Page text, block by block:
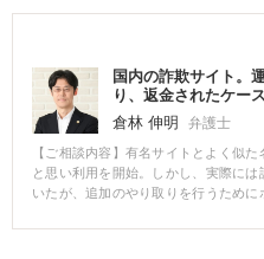
国内の詐欺サイト。
り、返金されたケース
倉林 伸明
弁護士
【ご相談内容】有名サイトとよく似
と思い利用を開始。しかし、実際に
いたが、追加のやり取りを行うため
支払いは、総額数十万円となった。